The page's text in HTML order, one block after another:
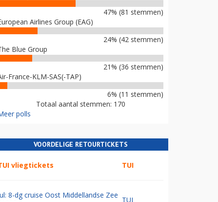
47% (81 stemmen)
Airlines Group (EAG)
24% (42 stemmen)
Blue Group
21% (36 stemmen)
France-KLM-SAS(-TAP)
6% (11 stemmen)
Totaal aantal stemmen: 170
polls
VOORDELIGE RETOURTICKETS
vliegtickets TUI
8-dg cruise Oost Middellandse Zee
TUI